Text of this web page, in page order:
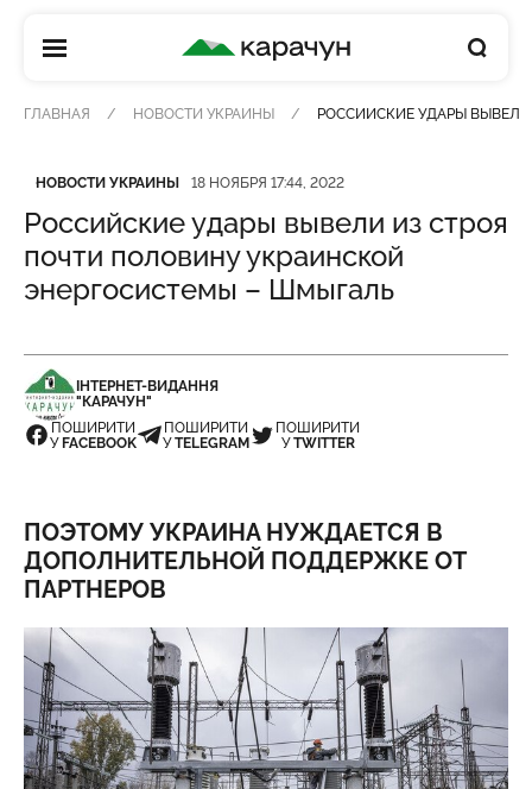
КАРАЧУН
ГЛАВНАЯ НОВОСТИ УКРАИНЫ РОССИЙСКИЕ УДАРЫ
Категория
НОВОСТИ УКРАИНЫ
Дата публикации 18 НОЯБРЯ 17:44, 2022
Российские удары вывели из строя
почти половину украинской
энергосистемы – Шмыгаль
ІНТЕРНЕТ-ВИДАННЯ
"КАРАЧУН"
ПОШИРИТИ
У FACEBOOK
ПОШИРИТИ
УTELEGRAM
ПОШИРИТИ
УTWITTER
ПОЭТОМУ УКРАИНА НУЖДАЕТСЯ В
ДОПОЛНИТЕЛЬНОЙ ПОДДЕРЖКЕ ОТ
ПАРТНЕРОВ